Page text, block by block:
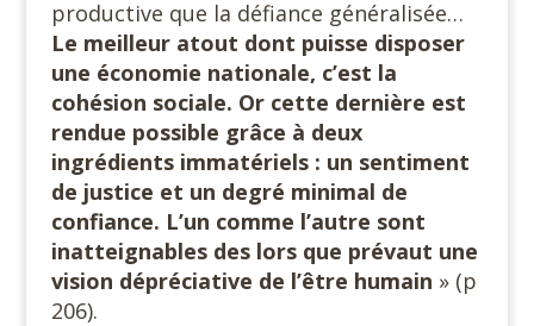
productive que la défiance généralisée…
Le meilleur atout dont puisse disposer
une économie nationale, c’est la
cohésion sociale. Or cette dernière est
rendue possible grâce à deux
ingrédients immatériels : un sentiment
de justice et un degré minimal de
confiance. L’un comme l’autre sont
inatteignables des lors que prévaut une
vision dépréciative de l’être humain » (p
206).